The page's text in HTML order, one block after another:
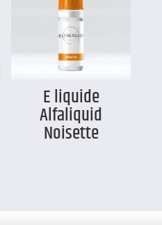
E liquide
Alfaliquid
Noisette